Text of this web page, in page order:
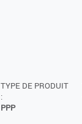
TYPE DE PRODUIT
:
PPP